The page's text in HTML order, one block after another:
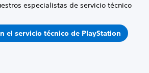
especialistas de servicio técnico
el servicio técnico de PlayStation